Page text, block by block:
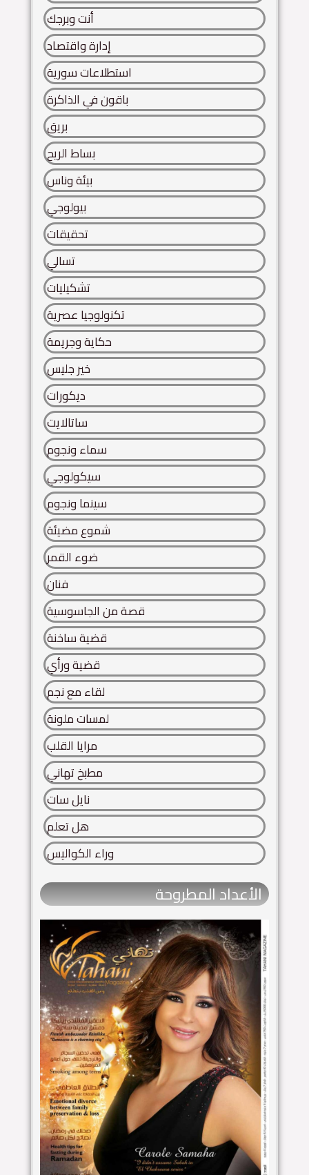
أنت وبرجك
إدارة واقتصاد
استطلاعات سورية
باقون في الذاكرة
بريق
بساط الريح
بيئة وناس
بيولوجي
تحقيقات
تسالي
تشكيليات
تكنولوجيا عصرية
حكاية وجريمة
خير جليس
ديكورات
ساتالايت
سماء ونجوم
سيكولوجي
سينما ونجوم
شموع مضيئة
ضوء القمر
فنان
قصة من الجاسوسية
قضية ساخنة
قضية ورأي
لقاء مع نجم
لمسات ملونة
مرايا القلب
مطبخ تهاني
نايل سات
هل تعلم
وراء الكواليس
الأعداد المطروحة​